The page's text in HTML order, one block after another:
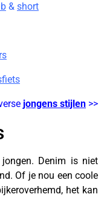
& short
jongens stijlen >>
Denim is niet
Of je nou een coole
het kan